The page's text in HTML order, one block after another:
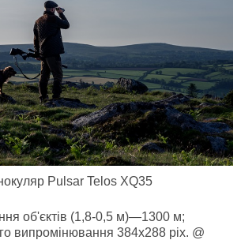
Pulsar Telos XQ35
об'єктів (1,8-0,5 м)—1300 м;
випромінювання 384x288 pix. @